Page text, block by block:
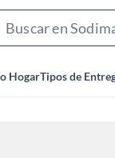
HogarTipos de